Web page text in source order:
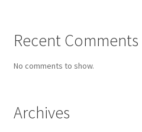
Recent Comments
No comments to show.
Archives